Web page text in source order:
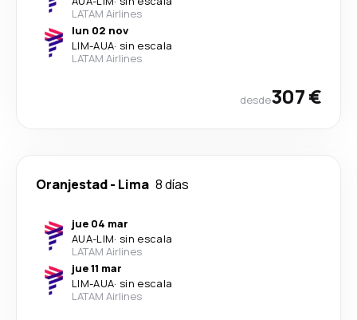
LATAM Airlines
lun 02 nov
LIM-AUA· sin escala
LATAM Airlines
desde307 €
Oranjestad- Lima 8 días
jue 04 mar
AUA-LIM· sin escala
LATAM Airlines
jue 11 mar
LIM-AUA· sin escala
LATAM Airlines